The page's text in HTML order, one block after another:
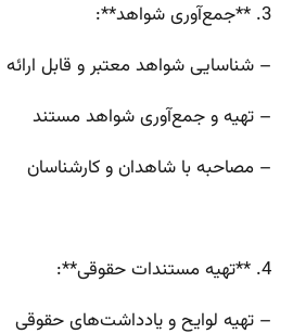
3. **جمع‌آوری شواهد**:
– شناسایی شواهد معتبر و قابل ارائه
– تهیه و جمع‌آوری شواهد مستند
– مصاحبه با شاهدان و کارشناسان
4. **تهیه مستندات حقوقی**:
– تهیه لوایح و یادداشت‌های حقوقی